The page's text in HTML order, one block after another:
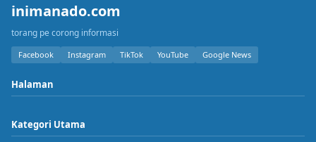
inimanado.com
torang pe corong informasi
Facebook Instagram TikTok YouTube Google News
Halaman
Kategori Utama